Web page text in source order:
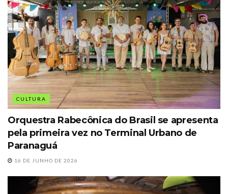
CULTURA
Orquestra Rabecônica do Brasil se apresenta
pela primeira vez no Terminal Urbano de
Paranaguá
16 DE JUNHO DE 2026